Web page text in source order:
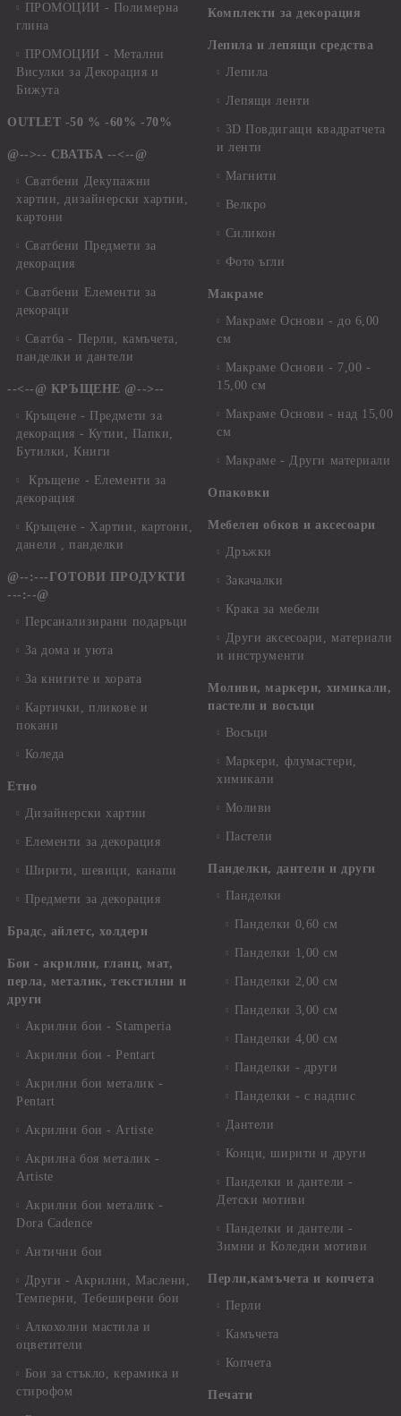
ПРОМОЦИИ - Полимерна
глина
ПРОМОЦИИ - Метални
Висулки за Декорация и
Бижута
OUTLET -50 % -60% -70%
@-->-- СВАТБА --<--@
Сватбени Декупажни
хартии, дизайнерски хартии,
картони
Сватбени Предмети за
декорация
Сватбени Елементи за
декораци
Сватба - Перли, камъчета,
панделки и дантели
--<--@ КРЪЩЕНЕ @-->--
Кръщене - Предмети за
декорация - Кутии, Папки,
Бутилки, Книги
Кръщене - Елементи за
декорация
Кръщене - Хартии, картони,
данели , панделки
@--:---ГОТОВИ ПРОДУКТИ
---:--@
Персанализирани подаръци
За дома и уюта
За книгите и хората
Картички, пликове и
покани
Коледа
Етно
Дизайнерски хартии
Елементи за декорация
Ширити, шевици, канапи
Предмети за декорация
Брадс, айлетс, холдери
Бои - акрилни, гланц, мат,
перла, металик, текстилни и
други
Акрилни бои - Stamperia
Акрилни бои - Pentart
Акрилни бои металик -
Pentart
Акрилни бои - Artiste
Акрилна боя металик -
Artiste
Акрилни бои металик -
Dora Cadence
Антични бои
Други - Акрилни, Маслени,
Темперни, Тебеширени бои
Алкохолни мастила и
оцветители
Бои за стъкло, керамика и
стирофом
Комплекти за декорация
Лепила и лепящи средства
Лепила
Лепящи ленти
3D Повдигащи квадратчета
и ленти
Магнити
Велкро
Силикон
Фото ъгли
Макраме
Макраме Основи - до 6,00
см
Макраме Основи - 7,00 -
15,00 см
Макраме Основи - над 15,00
см
Макраме - Други материали
Опаковки
Мебелен обков и аксесоари
Дръжки
Закачалки
Крака за мебели
Други аксесоари, материали
и инструменти
Моливи, маркери, химикали,
пастели и восъци
Восъци
Маркери, флумастери,
химикали
Моливи
Пастели
Панделки, дантели и други
Панделки
Панделки 0,60 см
Панделки 1,00 см
Панделки 2,00 см
Панделки 3,00 см
Панделки 4,00 см
Панделки - други
Панделки - с надпис
Дантели
Конци, ширити и други
Панделки и дантели -
Детски мотиви
Панделки и дантели -
Зимни и Коледни мотиви
Перли,камъчета и копчета
Перли
Камъчета
Копчета
Печати